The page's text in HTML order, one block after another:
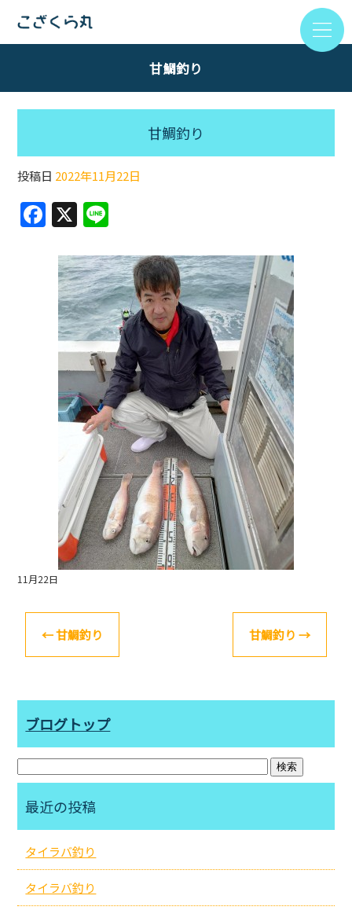
甘鯛釣り
甘鯛釣り
投稿日 2022年11月22日
F
c
e
b
o
o
k
X
e
11月22日
←甘鯛釣り 甘鯛釣り →
ブログトップ
最近の投稿
タイラバ釣り
タイラバ釣り